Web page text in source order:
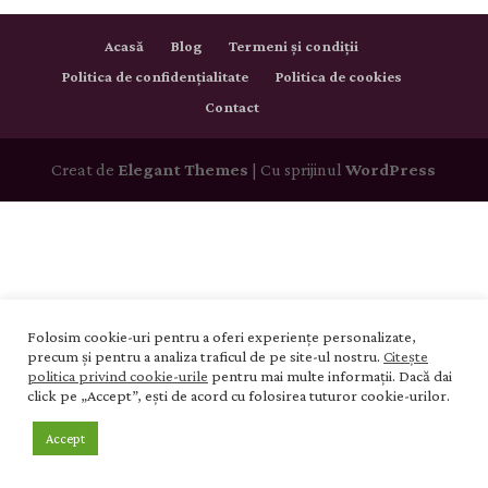
Acasă Blog
Termeni și condiții
Politica de confidențialitate
Politica de cookies
Contact
Creat de Elegant Themes | Cu sprijinulWordPress
Folosim cookie-uri pentru a oferi experiențe personalizate,
precum și pentru a analiza traficul de pe site-ul nostru. Citește
politica privind cookie-urile pentru mai multe informații. Dacă dai
click pe „Accept”, ești de acord cu folosirea tuturor cookie-urilor.
Accept